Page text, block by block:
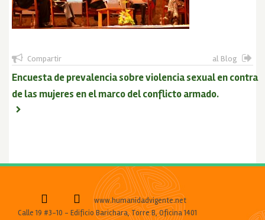
Compartir al Blog
Encuesta de prevalencia sobre violencia sexual en contra
de las mujeres en el marco del conflicto armado.
www.humanidadvigente.net
Calle 19 #3-10 - Edificio Barichara, Torre B, Oficina 1401